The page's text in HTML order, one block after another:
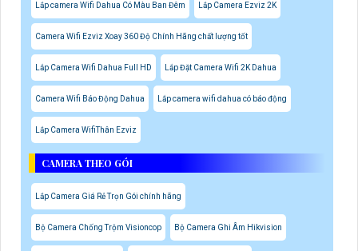
Lắp camera Wifi Dahua Có Màu Ban Đêm Lắp Camera Ezviz 2K
Camera Wifi Ezviz Xoay 360 Độ Chính Hãng chất lượng tốt
Lắp Camera Wifi Dahua Full HD Lắp Đặt Camera Wifi 2K Dahua
Camera Wifi Báo Động Dahua Lắp camera wifi dahua có báo động
Lắp Camera WifiThân Ezviz
CAMERA THEO GÓI
Lắp Camera Giá Rẻ Trọn Gói chính hãng
Bộ Camera Chống Trộm Visioncop Bộ Camera Ghi Âm Hikvision